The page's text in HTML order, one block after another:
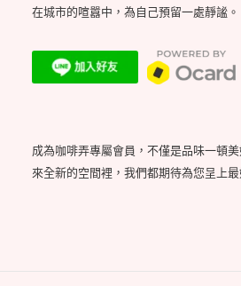
Area
在城市的喧囂中，為自己預留一處靜謐。
成為咖啡弄專屬會員，不僅是品味一頓
來全新的空間裡，我們都期待為您呈上最